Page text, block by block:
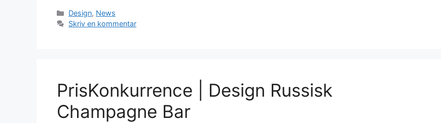
Kategorier
Design, News
Skriv en kommentar
PrisKonkurrence | Design Russisk
Champagne Bar